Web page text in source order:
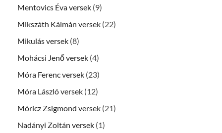
Mentovics Éva versek (9)
Mikszáth Kálmán versek (22)
Mikulás versek (8)
Mohácsi Jenő versek (4)
Móra Ferenc versek (23)
Móra László versek (12)
Móricz Zsigmond versek (21)
Nadányi Zoltán versek (1)